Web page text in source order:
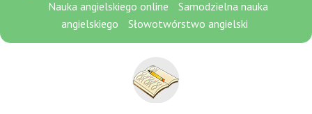
Nauka angielskiego online
Samodzielna nauka
angielskiego
Słowotwórstwo angielski